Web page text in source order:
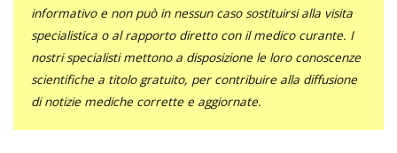
informativo e non può in nessun caso sostituirsi alla visita
specialistica o al rapporto diretto con il medico curante. I
nostri specialisti mettono a disposizione le loro conoscenze
scientifiche a titolo gratuito, per contribuire alla diffusione
di notizie mediche corrette e aggiornate.